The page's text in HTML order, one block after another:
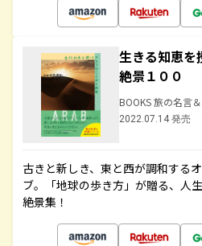
生きる知恵を
絶景１００
BOOKS 旅の名言
2022.07.14 発売
古きと新しき、東と西が調和する
ブ。「地球の歩き方」が贈る、人
絶景集！